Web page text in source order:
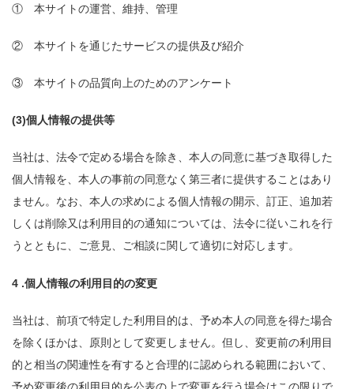
① 本サイトの運営、維持、管理
② 本サイトを通じたサービスの提供及び紹介
③ 本サイトの品質向上のためのアンケート
(3)個人情報の提供等
当社は、法令で定める場合を除き、本人の同意に基づき取得した
個人情報を、本人の事前の同意なく第三者に提供することはあり
ません。なお、本人の求めによる個人情報の開示、訂正、追加若
しくは削除又は利用目的の通知については、法令に従いこれを行
うとともに、ご意見、ご相談に関して適切に対応します。
4 .個人情報の利用目的の変更
当社は、前項で特定した利用目的は、予め本人の同意を得た場合
を除くほかは、原則として変更しません。但し、変更前の利用目
的と相当の関連性を有すると合理的に認められる範囲において、